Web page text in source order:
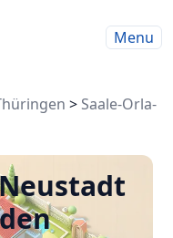
Menu
> Saale-Orla-